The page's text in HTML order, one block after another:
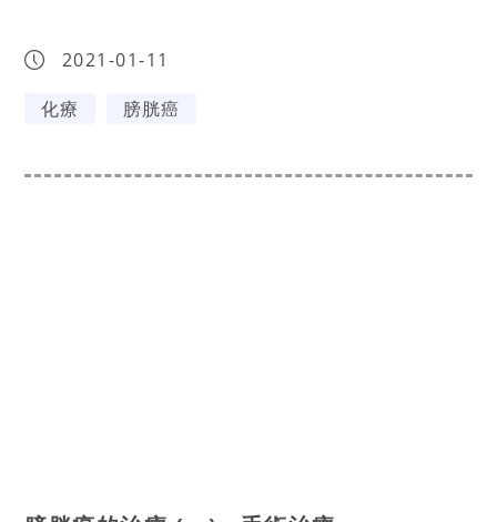
2021-01-11
化療
膀胱癌